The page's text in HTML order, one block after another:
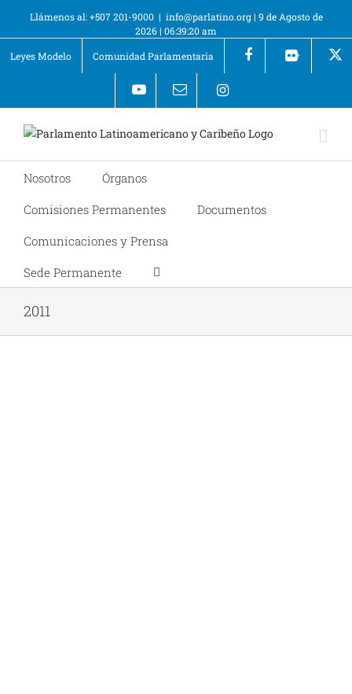
Llámenos al: +507 201-9000 | info@parlatino.org| 9 de Agosto de
2026| 06:39:20 am
Leyes Modelo
Comunidad Parlamentaria +
Nosotros
Órganos
Comisiones Permanentes
Documentos
Comunicaciones y Prensa
Sede Permanente
2011